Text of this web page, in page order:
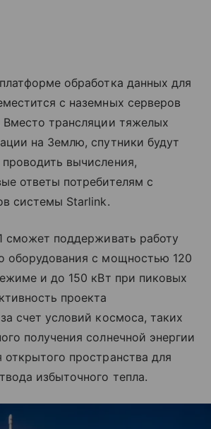
обработка данных для
с наземных серверов
трансляции тяжелых
на Землю, спутники будут
вычисления,
ответы потребителям с
системы Starlink.
сможет поддерживать работу
оборудования с мощностью 120
и до 150 кВт при пиковых
проекта
счет условий космоса, таких
получения солнечной энергии
открытого пространства для
избыточного тепла.